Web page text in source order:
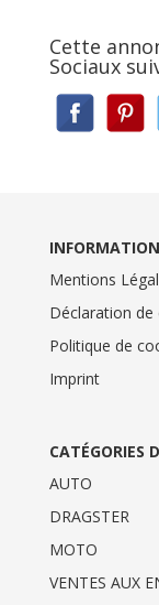
Cette
Sociaux
Mentions
Déclaration de
Politique de
Imprint
CATÉGORIES
AUTO
DRAGSTER
MOTO
VENTES AUX